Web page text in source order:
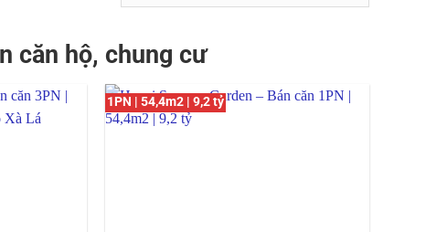
sắp
theo
nhất
căn hộ, chung cư
1PN | 54,4m2 | 9,2 tỷ